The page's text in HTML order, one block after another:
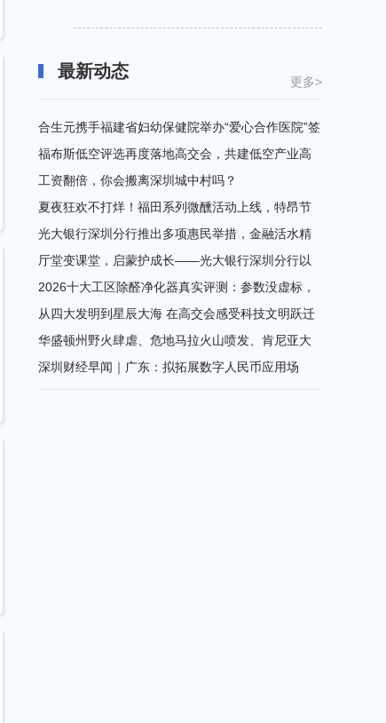
最新动态
更多>
合生元携手福建省妇幼保健院举办“爱心合作医院”签
约授牌仪式，共同开启公益新篇章！
08-07 17:57
福布斯低空评选再度落地高交会，共建低空产业高
质量发展平台
08-07 17:56
工资翻倍，你会搬离深圳城中村吗？
08-07 17:37
夏夜狂欢不打烊！福田系列微醺活动上线，特昂节
重磅回归
08-07 16:11
光大银行深圳分行推出多项惠民举措，金融活水精
准赋能2026“深圳购物季”
08-07 15:38
厅堂变课堂，启蒙护成长——光大银行深圳分行以
金融启蒙深入践行“金融为民”
08-07 15:33
2026十大工区除醛净化器真实评测：参数没虚标，
但全屋浓度差最高相差5倍以上
08-07 10:46
从四大发明到星辰大海 在高交会感受科技文明跃迁
的波澜壮阔
08-07 10:43
华盛顿州野火肆虐、危地马拉火山喷发、肯尼亚大
象离奇死亡……张朝阳中英双语分享全球热点
深圳财经早闻｜广东：拟拓展数字人民币应用场